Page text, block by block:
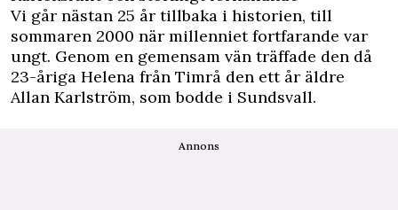
Vi går nästan 25 år tillbaka i historien, till
sommaren 2000 när millenniet fortfarande var
ungt. Genom en gemensam vän träffade den då
23-åriga Helena från Timrå den ett år äldre
Allan Karlström, som bodde i Sundsvall.
Annons